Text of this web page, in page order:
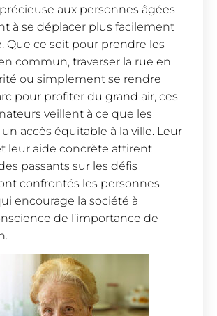
aux personnes âgées
à se déplacer plus facilement
Que ce soit pour prendre les
commun, traverser la rue en
ou simplement se rendre
pour profiter du grand air, ces
veillent à ce que les
accès équitable à la ville. Leur
leur aide concrète attirent
passants sur les défis
confrontés les personnes
encourage la société à
de l’importance de